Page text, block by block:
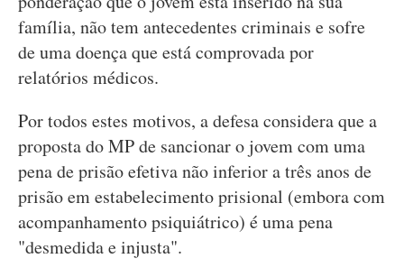
família, não tem antecedentes criminais e sofre
de uma doença que está comprovada por
relatórios médicos.
Por todos estes motivos, a defesa considera que a
proposta do MP de sancionar o jovem com uma
pena de prisão efetiva não inferior a três anos de
prisão em estabelecimento prisional (embora com
acompanhamento psiquiátrico) é uma pena
"desmedida e injusta".